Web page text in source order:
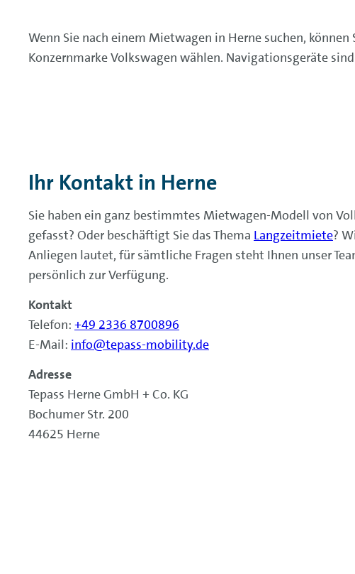
Wenn Sie nach einem Mietwagen in Herne suchen,
Konzernmarke Volkswagen wählen. Navigationsgeräte
Ihr Kontakt in Herne
Sie haben ein ganz bestimmtes Mietwagen-Modell von
gefasst? Oder beschäftigt Sie das Thema Langzeitmiete?
Anliegen lautet, für sämtliche Fragen steht Ihnen unser
persönlich zur Verfügung.
Kontakt
Telefon: +49 2336 8700896
E-Mail: info@tepass-mobility.de
Adresse
Tepass Herne GmbH + Co. KG
Bochumer Str. 200
44625 Herne